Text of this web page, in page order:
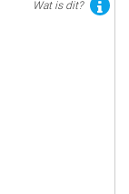
Wat is dit?